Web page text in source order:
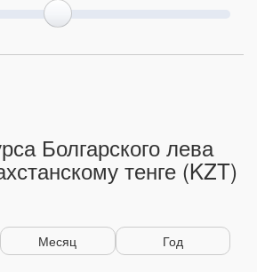
Болгарского лева
тенге (KZT)
Месяц Год